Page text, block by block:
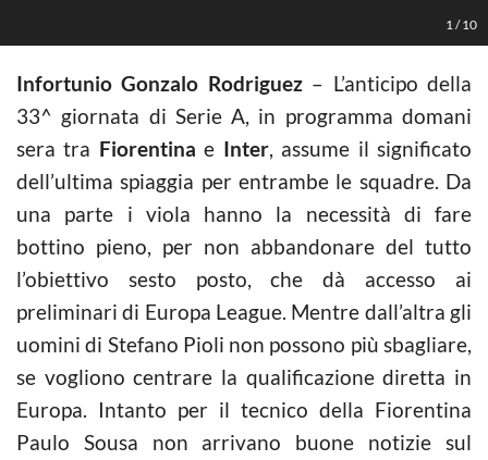
1 /10
Infortunio Gonzalo Rodriguez– L’anticipo della
33^ giornata di Serie A, in programma domani
sera tra Fiorentina e Inter, assume il significato
dell’ultima spiaggia per entrambe le squadre. Da
una parte i viola hanno la necessità di fare
bottino pieno, per non abbandonare del tutto
l’obiettivo sesto posto, che dà accesso ai
preliminari di Europa League. Mentre dall’altra gli
uomini di Stefano Pioli non possono più sbagliare,
se vogliono centrare la qualificazione diretta in
Europa. Intanto per il tecnico della Fiorentina
Paulo Sousa non arrivano buone notizie sul